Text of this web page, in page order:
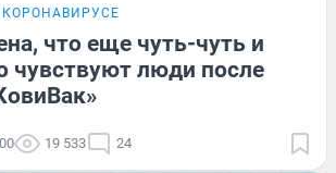
КОРОНАВИРУСЕ
что еще чуть-чуть и
чувствуют люди после
19 533 24